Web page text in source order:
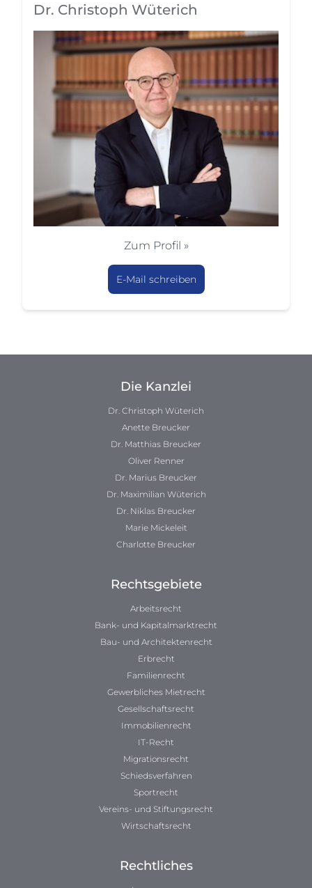
Dr. Christoph Wüterich
Zum Profil »
E-Mail schreiben
Die Kanzlei
Dr. Christoph Wüterich
Anette Breucker
Dr. Matthias Breucker
Oliver Renner
Dr. Marius Breucker
Dr. Maximilian Wüterich
Dr. Niklas Breucker
Marie Mickeleit
Charlotte Breucker
Rechtsgebiete
Arbeitsrecht
Bank- und Kapitalmarktrecht
Bau- und Architektenrecht
Erbrecht
Familienrecht
Gewerbliches Mietrecht
Gesellschaftsrecht
Immobilienrecht
IT-Recht
Migrationsrecht
Schiedsverfahren
Sportrecht
Vereins- und Stiftungsrecht
Wirtschaftsrecht
Rechtliches